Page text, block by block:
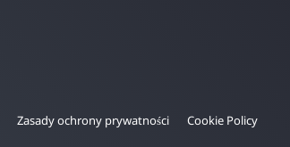
Zasady ochrony prywatności Cookie Policy